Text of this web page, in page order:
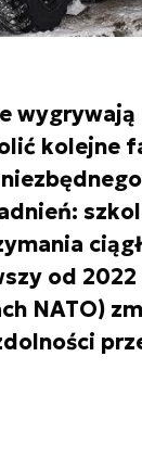
kolejne
od
NATO)